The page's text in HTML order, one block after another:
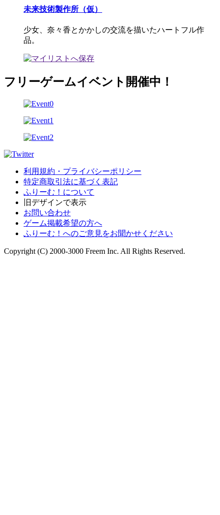
未来技術製作所（仮）
少女、奈々香とかかしの交流を描いたハートフル作
品。
フリーゲームイベント開催中！
利用規約・プライバシーポリシー
特定商取引法に基づく表記
ふりーむ！について
旧デザインで表示
お問い合わせ
ゲーム掲載希望の方へ
ふりーむ！へのご意見をお聞かせください
Copyright (C) 2000-3000 Freem Inc. All Rights Reserved.